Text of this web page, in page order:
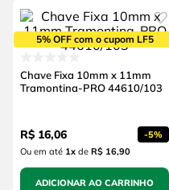
5% OFF com o cupom LF5
Chave Fixa 10mm x 11mm
Tramontina-PRO 44610/103
R$ 16,06 -5%
Ou em até 1xde R$ 16,90
ADICIONAR AO CARRINHO